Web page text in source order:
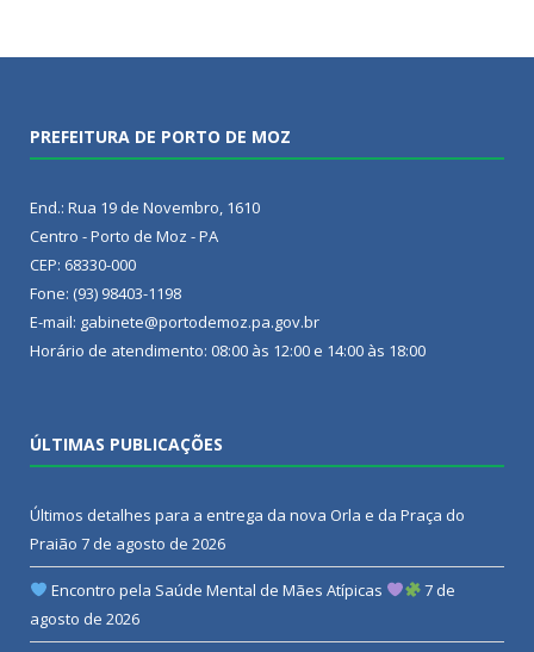
PREFEITURA DE PORTO DE MOZ
End.: Rua 19 de Novembro, 1610
Centro - Porto de Moz - PA
CEP: 68330-000
Fone: (93) 98403-1198
E-mail: gabinete@portodemoz.pa.gov.br
Horário de atendimento: 08:00 às 12:00 e 14:00 às 18:00
ÚLTIMAS PUBLICAÇÕES
Últimos detalhes para a entrega da nova Orla e da Praça do
Praião 7 de agosto de 2026
Encontro pela Saúde Mental de Mães Atípicas
7 de
agosto de 2026